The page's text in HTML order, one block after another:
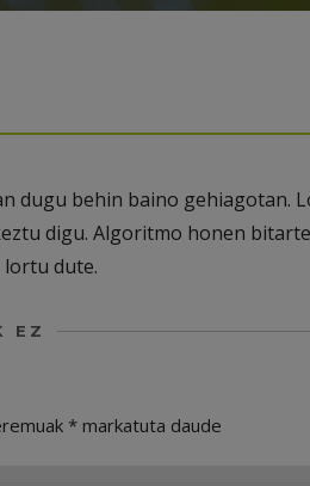
dugu behin baino gehiagotan.
digu. Algoritmo honen
dute.
EZ
* markatuta daude